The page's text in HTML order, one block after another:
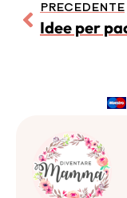
PRECEDENTE